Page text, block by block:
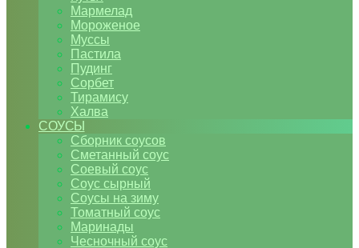
Мармелад
Мороженое
Муссы
Пастила
Пудинг
Сорбет
Тирамису
Халва
СОУСЫ
Сборник соусов
Сметанный соус
Соевый соус
Соус сырный
Соусы на зиму
Томатный соус
Маринады
Чесночный соус